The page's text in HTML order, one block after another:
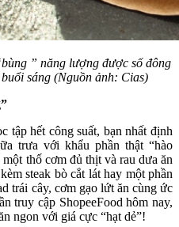
” năng lượng được số đông
sáng (Nguồn ảnh: Cias)
tập hết công suất, bạn nhất định
trưa với khẩu phần thật “hào
thố cơm đủ thịt và rau dưa ăn
steak bò cắt lát hay một phần
trái cây, cơm gạo lứt ăn cùng ức
truy cập ShopeeFood hôm nay,
ngon với giá cực “hạt dẻ”!